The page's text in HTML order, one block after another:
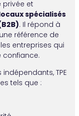
privée et
spécialisés
. Il répond à
référence de
entreprises qui
confiance.
TPE
tels que :